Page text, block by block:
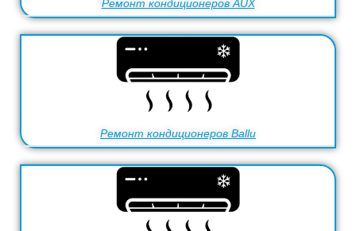
Ремонт кондиционеров AUX
Ремонт кондиционеров Ballu